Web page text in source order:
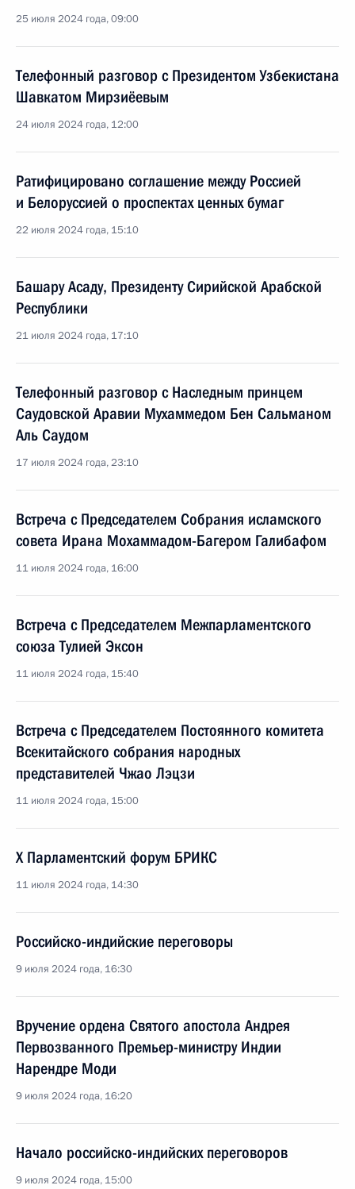
25 июля 2024 года, 09:00
Телефонный разговор с Президентом Узбекистана
Шавкатом Мирзиёевым
24 июля 2024 года, 12:00
Ратифицировано соглашение между Россией
и Белоруссией о проспектах ценных бумаг
22 июля 2024 года, 15:10
Башару Асаду, Президенту Сирийской Арабской
Республики
21 июля 2024 года, 17:10
Телефонный разговор с Наследным принцем
Саудовской Аравии Мухаммедом Бен Сальманом
Аль Саудом
17 июля 2024 года, 23:10
Встреча с Председателем Собрания исламского
совета Ирана Мохаммадом-Багером Галибафом
11 июля 2024 года, 16:00
Встреча с Председателем Межпарламентского
союза Тулией Эксон
11 июля 2024 года, 15:40
Встреча с Председателем Постоянного комитета
Всекитайского собрания народных
представителей Чжао Лэцзи
11 июля 2024 года, 15:00
X Парламентский форум БРИКС
11 июля 2024 года, 14:30
Российско-индийские переговоры
9 июля 2024 года, 16:30
Вручение ордена Святого апостола Андрея
Первозванного Премьер-министру Индии
Нарендре Моди
9 июля 2024 года, 16:20
Начало российско-индийских переговоров
9 июля 2024 года, 15:00